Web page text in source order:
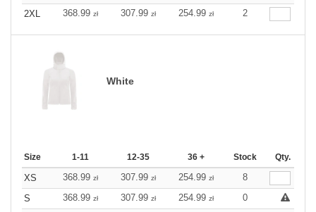
2XL
368.99 zł 307.99 zł 254.99 zł 2
White
Size 1-11 12-35 36 + Stock Qty.
XS 368.99 zł 307.99 zł 254.99 zł
8
S
368.99 zł 307.99 zł 254.99 zł
0